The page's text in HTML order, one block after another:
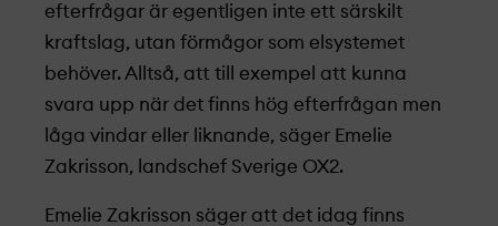
efterfrågar är egentligen inte ett särskilt
kraftslag, utan förmågor som elsystemet
behöver. Alltså, att till exempel att kunna
svara upp när det finns hög efterfrågan men
låga vindar eller liknande, säger Emelie
Zakrisson, landschef Sverige OX2.
Emelie Zakrisson säger att det idag finns